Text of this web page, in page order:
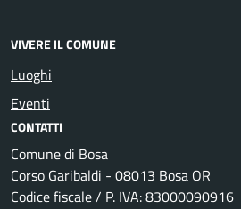
VIVERE IL COMUNE
Luoghi
Eventi
CONTATTI
Comune di Bosa
Corso Garibaldi - 08013 Bosa OR
Codice fiscale / P. IVA: 83000090916